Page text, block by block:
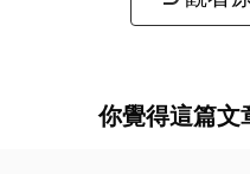
你覺得這篇文